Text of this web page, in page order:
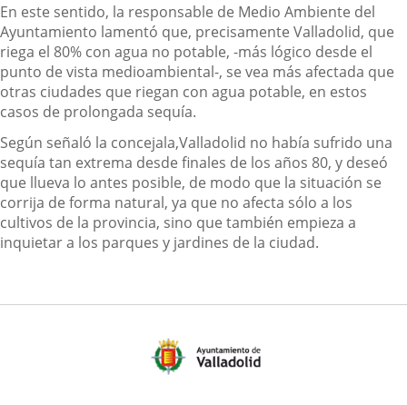
En este sentido, la responsable de Medio Ambiente del
Ayuntamiento lamentó que, precisamente Valladolid, que
riega el 80% con agua no potable, -más lógico desde el
punto de vista medioambiental-, se vea más afectada que
otras ciudades que riegan con agua potable, en estos
casos de prolongada sequía.
Según señaló la concejala,Valladolid no había sufrido una
sequía tan extrema desde finales de los años 80, y deseó
que llueva lo antes posible, de modo que la situación se
corrija de forma natural, ya que no afecta sólo a los
cultivos de la provincia, sino que también empieza a
inquietar a los parques y jardines de la ciudad.